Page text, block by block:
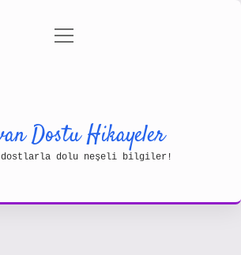
Politikası
menüyü
Dostu Hikayeler
dostlarla dolu neşeli bilgiler!